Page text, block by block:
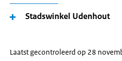
Stadswinkel Udenhout
Laatst gecontroleerd op 28